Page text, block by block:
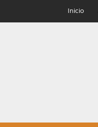
Inicio